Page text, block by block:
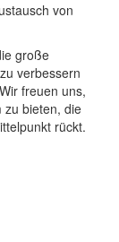
von
große
verbessern
freuen uns,
zu bieten, die
rückt.